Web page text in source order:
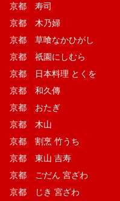
京都 寿司
京都 木乃婦
京都 草喰なかひがし
京都 祇園にしむら
京都 日本料理 とくを
京都 和久傳
京都 おたぎ
京都 木山
京都 割烹 竹うち
京都 東山 吉寿
京都 ごだん 宮ざわ
京都 じき 宮ざわ